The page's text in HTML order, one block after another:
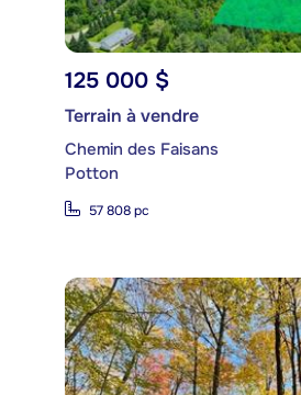
125 000 $
Terrain à vendre
Chemin des Faisans
Potton
57 808 pc